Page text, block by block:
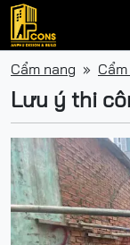
Cẩm nang
Lưu ý thi